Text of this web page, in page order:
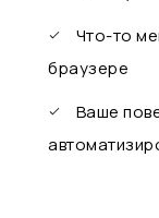
Что-то
браузере
Ваше